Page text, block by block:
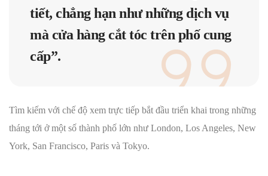
tiết, chẳng hạn như những dịch vụ
mà cửa hàng cắt tóc trên phố cung
cấp”.
Tìm kiếm với chế độ xem trực tiếp bắt đầu triển khai trong những
tháng tới ở một số thành phố lớn như London, Los Angeles, New
York, San Francisco, Paris và Tokyo.